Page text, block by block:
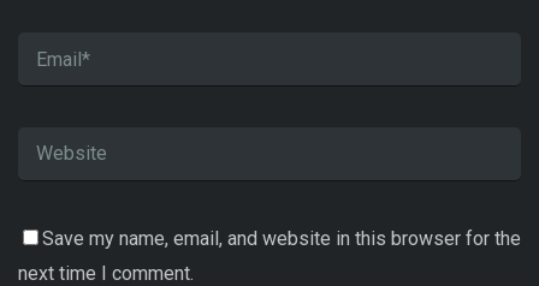
Save my name, email, and website in this browser for the
next time I comment.